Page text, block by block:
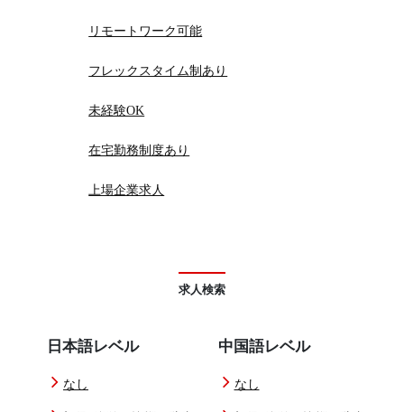
リモートワーク可能
フレックスタイム制あり
未経験OK
在宅勤務制度あり
上場企業求人
求人検索
日本語レベル
なし
中国語レベル
なし